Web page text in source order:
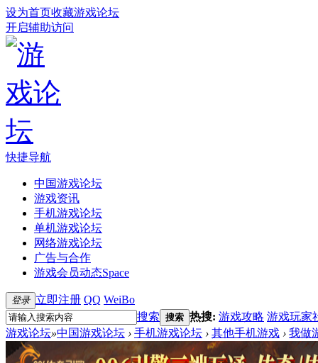
设为首页收藏游戏论坛
开启辅助访问
快捷导航
中国游戏论坛
游戏资讯
手机游戏论坛
单机游戏论坛
网络游戏论坛
广告与合作
游戏会员动态Space
登录 立即注册 QQ WeiBo
搜索 搜索 热搜: 游戏攻略 游戏玩家
游戏论坛»中国游戏论坛 › 手机游戏论坛 › 其他手机游戏 › 我做